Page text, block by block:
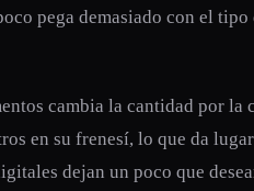
pega demasiado con el
cambia la cantidad por la
en su frenesí, lo que da
dejan un poco que